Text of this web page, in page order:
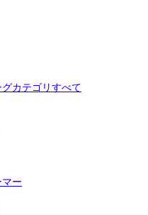
カテゴリすべて
ー